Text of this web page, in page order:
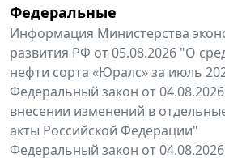
Федеральные
Информация Министерства
развития РФ от 05.08.2026 "О
нефти сорта «Юралс» за июль
Федеральный закон от
внесении изменений в
акты Российской Федерации"
Федеральный закон от